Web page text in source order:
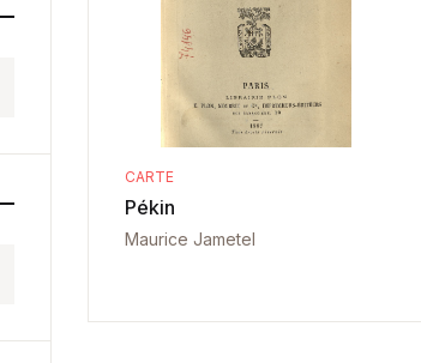
CARTE
Pékin
Maurice Jametel